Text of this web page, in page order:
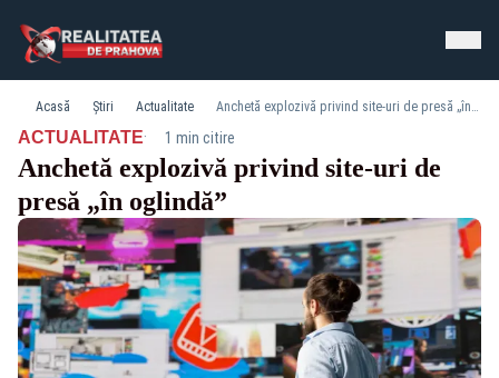
Acasă Știri Actualitate Anchetă explozivă privind site-uri de presă „în oglindă”
ACTUALITATE· 1 min citire
Anchetă explozivă privind site-uri de
presă „în oglindă”